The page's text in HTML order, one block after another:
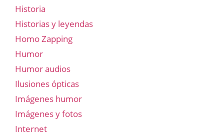
Historia
Historias y leyendas
Homo Zapping
Humor
Humor audios
Ilusiones ópticas
Imágenes humor
Imágenes y fotos
Internet